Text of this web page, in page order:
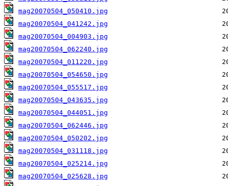
mag20070504_050410.jpg
mag20070504_041242.jpg
mag20070504_004903.jpg
mag20070504_062240.jpg
mag20070504_011220.jpg
mag20070504_054650.jpg
mag20070504_055517.jpg
mag20070504_043635.jpg
mag20070504_044051.jpg
mag20070504_062446.jpg
mag20070504_050202.jpg
mag20070504_031118.jpg
mag20070504_025214.jpg
mag20070504_025628.jpg